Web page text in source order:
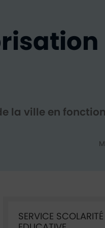
la ville en
SERVICE